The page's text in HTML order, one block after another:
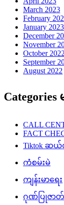
March 2023
February
January 2023
December
November
October 2022
September
August 2022
CALL
FACT
Tiktok ဆယ်
ကံစမ်းမဲ
ကျန်းမာရေး
ဂုဏ်ပြုဇာတ်